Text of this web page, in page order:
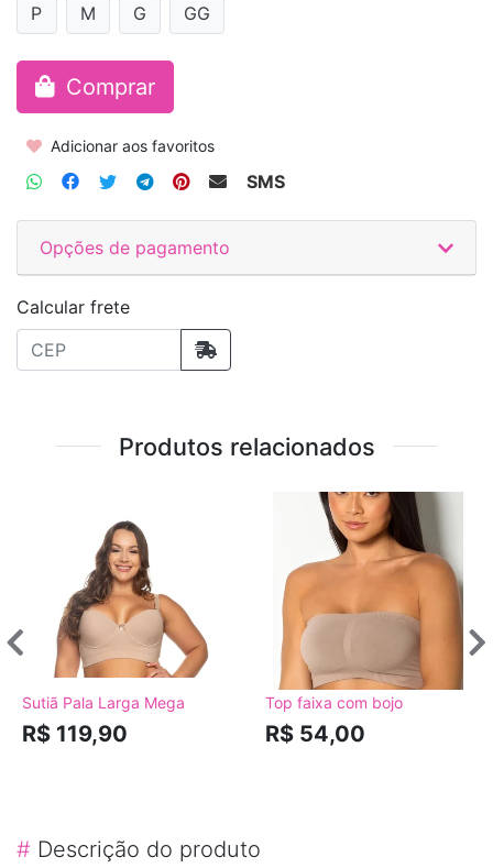
P M G GG
Comprar
Adicionar aos favoritos
SMS
Opções de pagamento
Calcular frete
Produtos relacionados
Sutiã Pala Larga Mega
R$ 119,90
Top faixa com bojo
R$ 54,00
# Descrição do produto